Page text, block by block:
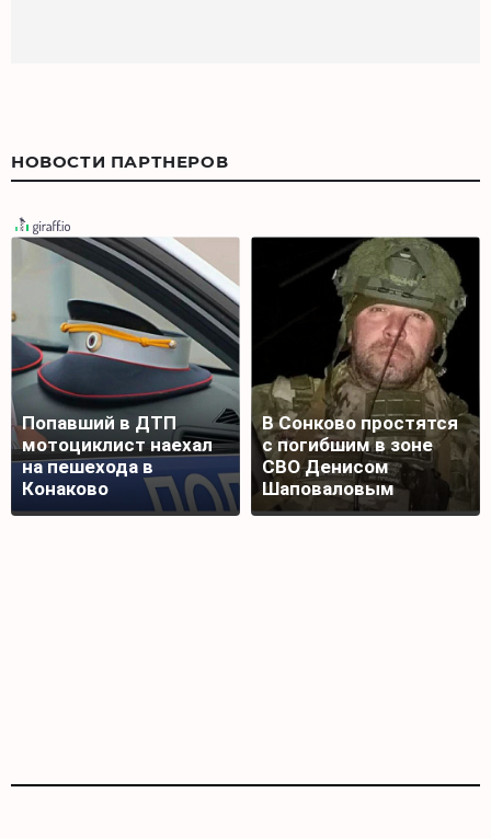
НОВОСТИ ПАРТНЕРОВ
Попавший в ДТП
мотоциклист наехал
на пешехода в
Конаково
В Сонково простятся
с погибшим в зоне
СВО Денисом
Шаповаловым